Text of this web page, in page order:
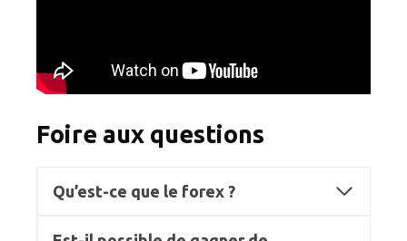
Foire aux questions
Qu’est-ce que le forex ?